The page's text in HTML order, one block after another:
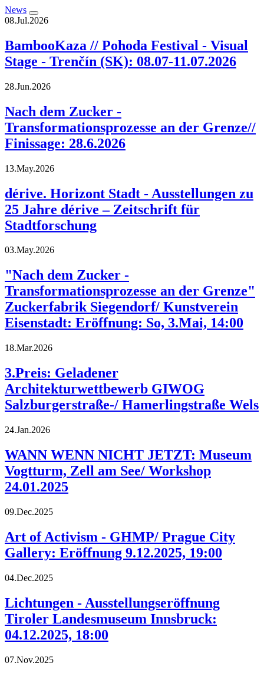
News
08.Jul.2026
BambooKaza // Pohoda Festival - Visual
Stage - Trenčín (SK): 08.07-11.07.2026
28.Jun.2026
Nach dem Zucker -
Transformationsprozesse an der Grenze//
Finissage: 28.6.2026
13.May.2026
dérive. Horizont Stadt - Ausstellungen zu
25 Jahre dérive – Zeitschrift für
Stadtforschung
03.May.2026
"Nach dem Zucker -
Transformationsprozesse an der Grenze"
Zuckerfabrik Siegendorf/ Kunstverein
Eisenstadt: Eröffnung: So, 3.Mai, 14:00
18.Mar.2026
3.Preis: Geladener
Architekturwettbewerb GIWOG
Salzburgerstraße-/ Hamerlingstraße Wels
24.Jan.2026
WANN WENN NICHT JETZT: Museum
Vogtturm, Zell am See/ Workshop
24.01.2025
09.Dec.2025
Art of Activism - GHMP/ Prague City
Gallery: Eröffnung 9.12.2025, 19:00
04.Dec.2025
Lichtungen - Ausstellungseröffnung
Tiroler Landesmuseum Innsbruck:
04.12.2025, 18:00
07.Nov.2025